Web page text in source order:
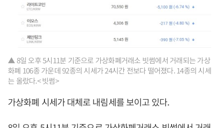
▲ 8일 오후 5시11분 기준으로 가상화폐거래소 빗썸에서 거래되는 가상
화폐 106종 가운데 92종의 시세가 24시간 전보다 떨어졌다. 14종의 시세
는 올랐다.< 빗썸>
가상화폐 시세가 대체로 내림세를 보이고 있다.